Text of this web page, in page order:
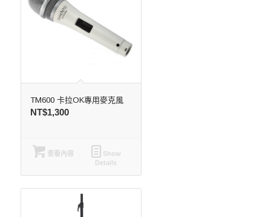
TM600 卡拉OK專用麥克風
NT$1,300
查看內容
Show
Details